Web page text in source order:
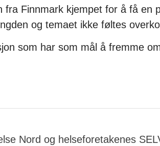
Finnmark kjempet for å få en
og temaet ikke føltes
som har som mål å fremme